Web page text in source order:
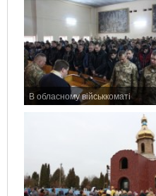
В обласному військкоматі